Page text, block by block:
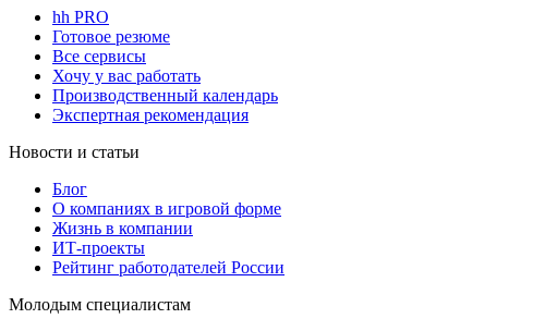
hh PRO
Готовое резюме
Все сервисы
Хочу у вас работать
Производственный календарь
Экспертная рекомендация
Новости и статьи
Блог
О компаниях в игровой форме
Жизнь в компании
ИТ-проекты
Рейтинг работодателей России
Молодым специалистам